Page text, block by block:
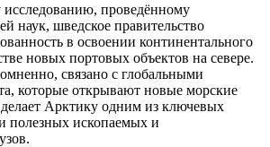
исследованию, проведённому
наук, шведское правительство
в освоении континентального
новых портовых объектов на севере.
связано с глобальными
которые открывают новые морские
Арктику одним из ключевых
полезных ископаемых и